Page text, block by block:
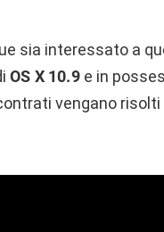
sia interessato a
OS X 10.9e in
vengano risolti